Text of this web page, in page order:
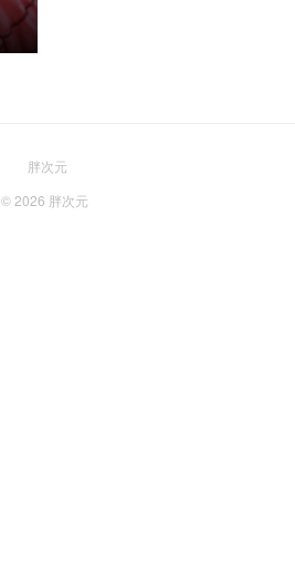
胖次元
© 2026 胖次元